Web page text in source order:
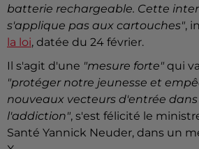
batterie rechargeable. Cette
s'applique pas aux cartouches",
la loi, datée du 24 février.
Il s'agit d'une "mesure forte" qui
"protéger notre jeunesse et
nouveaux vecteurs d'entrée
l'addiction", s'est félicité le
Santé Yannick Neuder, dans un